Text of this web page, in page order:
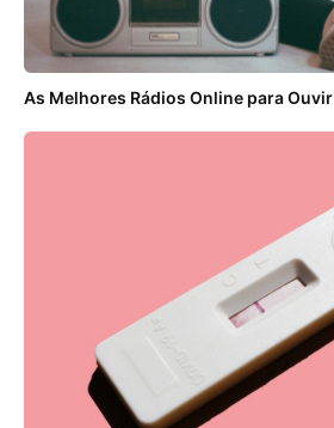
As Melhores Rádios Online para Ouvir